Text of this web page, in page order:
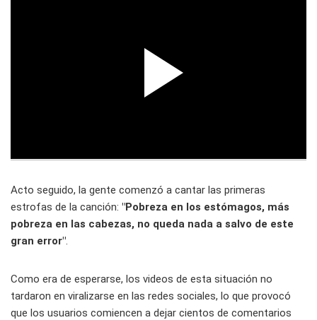
Acto seguido, la gente comenzó a cantar las primeras
estrofas de la canción: "Pobreza en los estómagos, más
pobreza en las cabezas, no queda nada a salvo de este
gran error"
Como era de esperarse, los videos de esta situación no
tardaron en viralizarse en las redes sociales, lo que provocó
que los usuarios comiencen a dejar cientos de comentarios